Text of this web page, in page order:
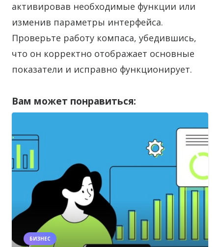
активировав необходимые функции или
изменив параметры интерфейса.
Проверьте работу компаса, убедившись,
что он корректно отображает основные
показатели и исправно функционирует.
Вам может понравиться:
БИЗНЕС